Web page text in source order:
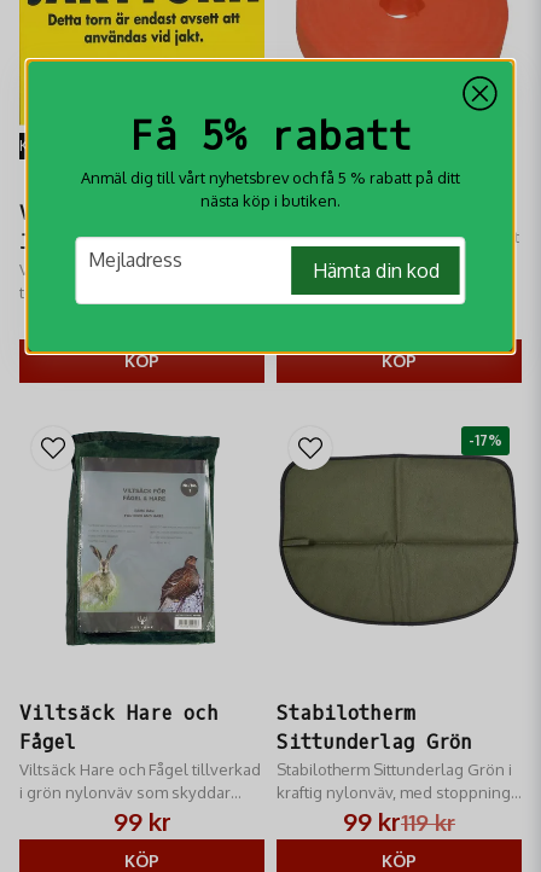
KÖP MER - BETALA MINDRE
Varningsskylt
Jakttorn
Varningsskylt Jakttorn - Detta
torn är endast avsett att
KÖP
Snitselband Orange
20mmx65M
Snitselband Non-Woven 65 m ett
utmärkt band att snitsla t.ex.
skottplatser eller rågångar med.
KÖP
Viltsäck Hare och
Fågel
Viltsäck Hare och Fågel tillverkad
i grön nylonväv som skyddar
slaktkroppen mot knott, mygg,
flugor, getingar och fåglar.
99 kr
KÖP
Stabilotherm
Sittunderlag Grön
Stabilotherm Sittunderlag Grön i
kraftig nylonväv, med stoppning
av cellplast.
119 kr
99 kr
KÖP
-17%
Få 5% rabatt
Anmäl dig till vårt nyhetsbrev och få 5 % rabatt på ditt
nästa köp i butiken.
email
Mejladress Hämta din kod